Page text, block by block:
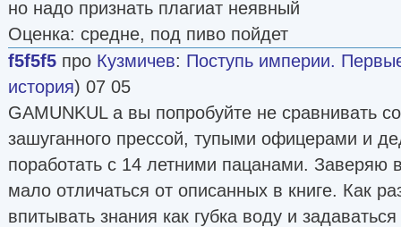
но надо признать плагиат неявный
Оценка: средне, под пиво пойдет
f5f5f5 про Кузмичев: Поступь империи.
история) 07 05
GAMUNKUL а вы попробуйте не сравнивать
зашуганного прессой, тупыми офицерами и
поработать с 14 летними пацанами. Заверяю
мало отличаться от описанных в книге. Как
впитывать знания как губка воду и